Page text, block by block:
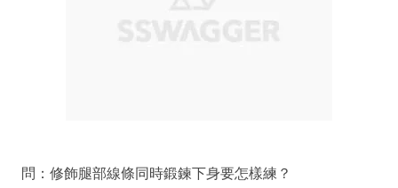
問：修飾腿部線條同時鍛鍊下身要怎樣練？